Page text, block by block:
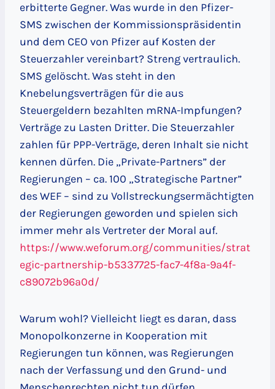
erbitterte Gegner. Was wurde in den Pfizer-
SMS zwischen der Kommissionspräsidentin
und dem CEO von Pfizer auf Kosten der
Steuerzahler vereinbart? Streng vertraulich.
SMS gelöscht. Was steht in den
Knebelungsverträgen für die aus
Steuergeldern bezahlten mRNA-Impfungen?
Verträge zu Lasten Dritter. Die Steuerzahler
zahlen für PPP-Verträge, deren Inhalt sie nicht
kennen dürfen. Die „Private-Partners” der
Regierungen – ca. 100 „Strategische Partner”
des WEF – sind zu Vollstreckungsermächtigten
der Regierungen geworden und spielen sich
immer mehr als Vertreter der Moral auf.
https://www.weforum.org/communities/strat
egic-partnership-b5337725-fac7-4f8a-9a4f-
c89072b96a0d/
Warum wohl? Vielleicht liegt es daran, dass
Monopolkonzerne in Kooperation mit
Regierungen tun können, was Regierungen
nach der Verfassung und den Grund- und